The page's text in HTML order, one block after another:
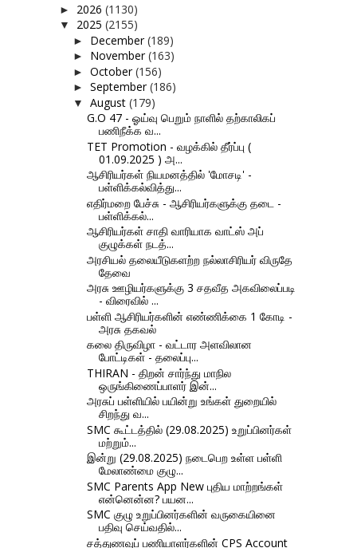
► 2026 (1130)
▼ 2025 (2155)
► December(189)
► November(163)
► October(156)
► September(186)
▼ August (179)
G.O 47 - ஓய்வு பெறும் நாளில் தற்காலிகப்
பணிநீக்க வ...
TET Promotion - வழக்கில் தீர்ப்பு (
01.09.2025 ) அ...
ஆசிரியர்கள் நியமனத்தில் 'மோசடி' -
பள்ளிக்கல்வித்து...
எதிர்மறை பேச்சு - ஆசிரியர்களுக்கு தடை -
பள்ளிக்கல்...
ஆசிரியர்கள் சாதி வாரியாக வாட்ஸ் அப்
குழுக்கள் நடத்...
அரசியல் தலையீடுகளற்ற நல்லாசிரியர் விருதே
தேவை
அரசு ஊழியர்களுக்கு 3 சதவீத அகவிலைப்படி
- விரைவில் ...
பள்ளி ஆசிரியர்களின் எண்ணிக்கை 1 கோடி -
அரசு தகவல்
கலை திருவிழா - வட்டார அளவிலான
போட்டிகள் - தலைப்பு...
THIRAN - திறன் சார்ந்து மாநில
ஒருங்கிணைப்பாளர் இன்...
அரசுப் பள்ளியில் பயின்று உங்கள் துறையில்
சிறந்து வ...
SMC கூட்டத்தில் (29.08.2025) உறுப்பினர்கள்
மற்றும்...
இன்று (29.08.2025) நடைபெற உள்ள பள்ளி
மேலாண்மை குழு...
SMC Parents App New புதிய மாற்றங்கள்
என்னென்ன? பயன...
SMC குழு உறுப்பினர்களின் வருகையினை
பதிவு செய்வதில்...
சத்துணவுப் பணியாளர்களின் CPS Account